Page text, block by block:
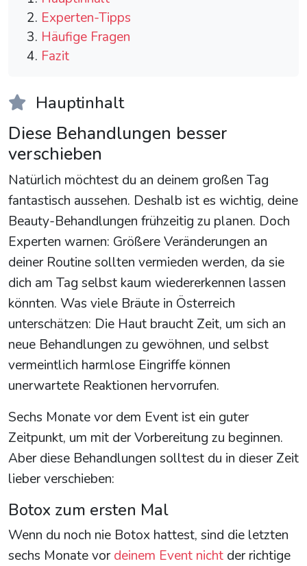
Experten-Tipps
Häufige Fragen
Fazit
Hauptinhalt
Diese Behandlungen besser
verschieben
Natürlich möchtest du an deinem großen Tag
fantastisch aussehen. Deshalb ist es wichtig, deine
Beauty-Behandlungen frühzeitig zu planen. Doch
Experten warnen: Größere Veränderungen an
deiner Routine sollten vermieden werden, da sie
dich am Tag selbst kaum wiedererkennen lassen
könnten. Was viele Bräute in Österreich
unterschätzen: Die Haut braucht Zeit, um sich an
neue Behandlungen zu gewöhnen, und selbst
vermeintlich harmlose Eingriffe können
unerwartete Reaktionen hervorrufen.
Sechs Monate vor dem Event ist ein guter
Zeitpunkt, um mit der Vorbereitung zu beginnen.
Aber diese Behandlungen solltest du in dieser Zeit
lieber verschieben:
Botox zum ersten Mal
Wenn du noch nie Botox hattest, sind die letzten
sechs Monate vordeinem Event nicht der richtige